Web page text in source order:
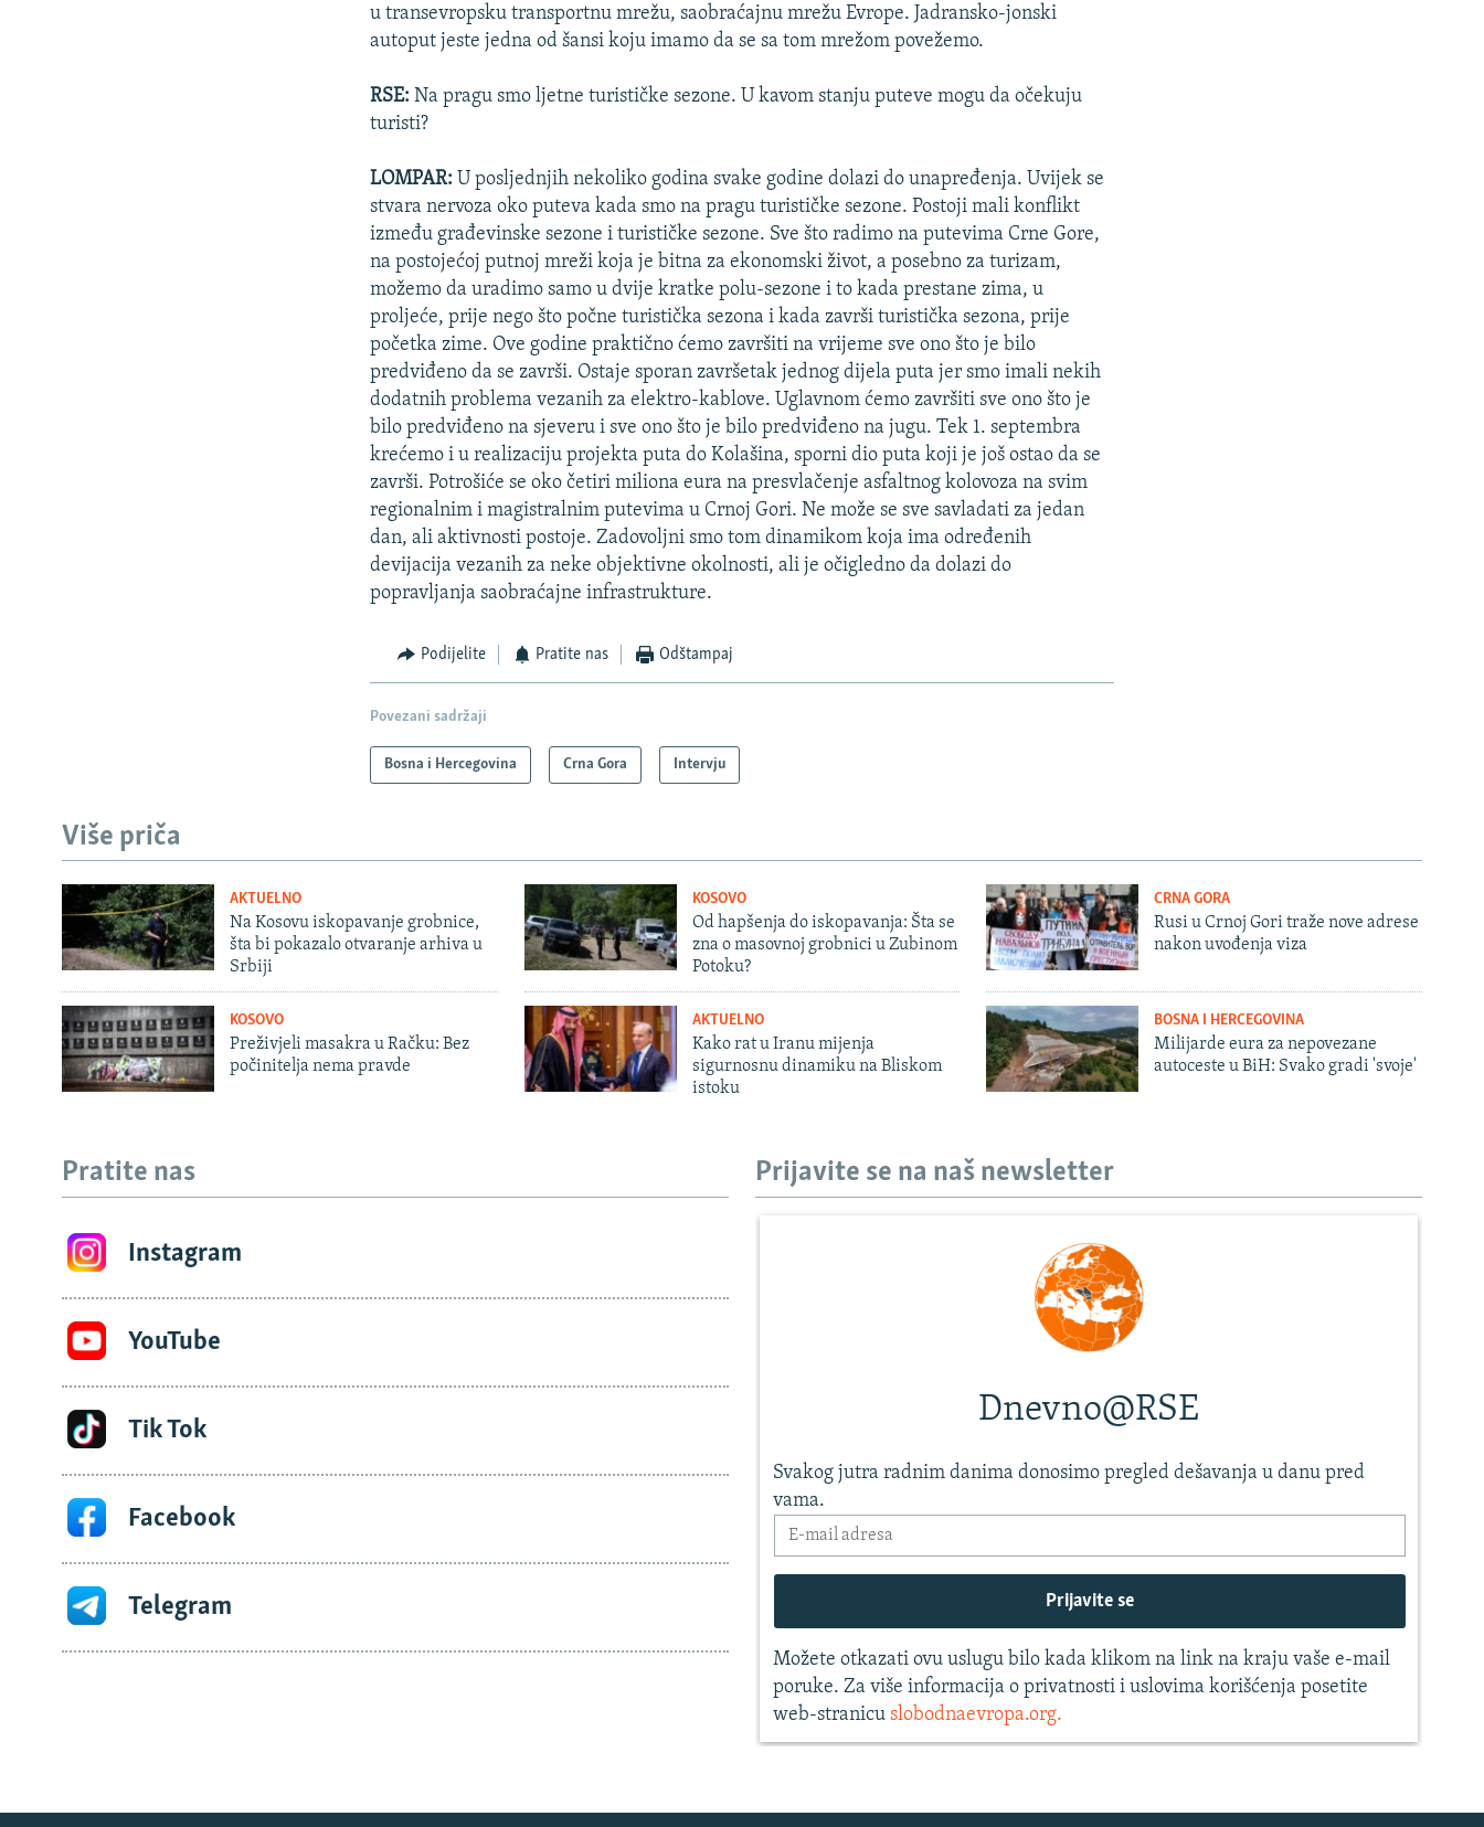
u transevropsku transportnu mrežu, saobraćajnu mrežu Evrope. Jadransko-jonski
autoput jeste jedna od šansi koju imamo da se sa tom mrežom povežemo.
RSE: Na pragu smo ljetne turističke sezone. U kavom stanju puteve mogu da očekuju
turisti?
LOMPAR: U posljednjih nekoliko godina svake godine dolazi do unapređenja. Uvijek se
stvara nervoza oko puteva kada smo na pragu turističke sezone. Postoji mali konflikt
između građevinske sezone i turističke sezone. Sve što radimo na putevima Crne Gore,
na postojećoj putnoj mreži koja je bitna za ekonomski život, a posebno za turizam,
možemo da uradimo samo u dvije kratke polu-sezone i to kada prestane zima, u
proljeće, prije nego što počne turistička sezona i kada završi turistička sezona, prije
početka zime. Ove godine praktično ćemo završiti na vrijeme sve ono što je bilo
predviđeno da se završi. Ostaje sporan završetak jednog dijela puta jer smo imali nekih
dodatnih problema vezanih za elektro-kablove. Uglavnom ćemo završiti sve ono što je
bilo predviđeno na sjeveru i sve ono što je bilo predviđeno na jugu. Tek 1. septembra
krećemo i u realizaciju projekta puta do Kolašina, sporni dio puta koji je još ostao da se
završi. Potrošiće se oko četiri miliona eura na presvlačenje asfaltnog kolovoza na svim
regionalnim i magistralnim putevima u Crnoj Gori. Ne može se sve savladati za jedan
dan, ali aktivnosti postoje. Zadovoljni smo tom dinamikom koja ima određenih
devijacija vezanih za neke objektivne okolnosti, ali je očigledno da dolazi do
popravljanja saobraćajne infrastrukture.
Podijelite Pratite nas Odštampaj
Povezani sadržaji
Bosna i Hercegovina Crna Gora Intervju
Više priča
AKTUELNO
Na Kosovu iskopavanje grobnice,
šta bi pokazalo otvaranje arhiva u
Srbiji
KOSOVO
Od hapšenja do iskopavanja: Šta se
zna o masovnoj grobnici u Zubinom
Potoku?
CRNA GORA
Rusi u Crnoj Gori traže nove adrese
nakon uvođenja viza
KOSOVO
Preživjeli masakra u Račku: Bez
počinitelja nema pravde
AKTUELNO
Kako rat u Iranu mijenja
sigurnosnu dinamiku na Bliskom
istoku
BOSNA I HERCEGOVINA
Milijarde eura za nepovezane
autoceste u BiH: Svako gradi 'svoje'
Pratite nas
Instagram
YouTube
Tik Tok
Facebook
Telegram
Prijavite se na naš newsletter